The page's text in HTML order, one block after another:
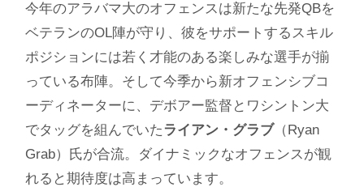
今年のアラバマ大のオフェンスは新たな先発QBを
ベテランのOL陣が守り、彼をサポートするスキル
ポジションには若く才能のある楽しみな選手が揃
っている布陣。そして今季から新オフェンシブコ
ーディネーターに、デボアー監督とワシントン大
でタッグを組んでいたライアン・グラブ（Ryan
Grab）氏が合流。ダイナミックなオフェンスが観
れると期待度は高まっています。